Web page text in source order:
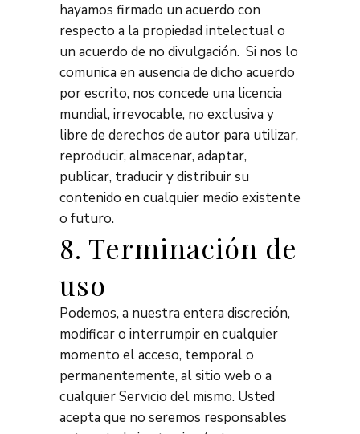
hayamos firmado un acuerdo con
respecto a la propiedad intelectual o
un acuerdo de no divulgación. Si nos lo
comunica en ausencia de dicho acuerdo
por escrito, nos concede una licencia
mundial, irrevocable, no exclusiva y
libre de derechos de autor para utilizar,
reproducir, almacenar, adaptar,
publicar, traducir y distribuir su
contenido en cualquier medio existente
o futuro.
8. Terminación de
uso
Podemos, a nuestra entera discreción,
modificar o interrumpir en cualquier
momento el acceso, temporal o
permanentemente, al sitio web o a
cualquier Servicio del mismo. Usted
acepta que no seremos responsables